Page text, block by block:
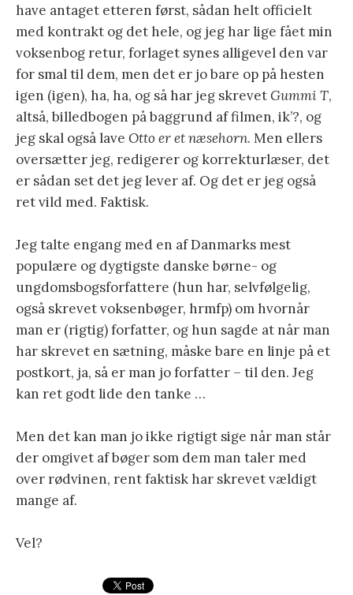
have antaget etteren først, sådan helt officielt
med kontrakt og det hele, og jeg har lige fået min
voksenbog retur, forlaget synes alligevel den var
for smal til dem, men det er jo bare op på hesten
igen (igen), ha, ha, og så har jeg skrevetGummi T,
altså, billedbogen på baggrund af filmen, ik’?, og
jeg skal også lave Otto er et næsehorn. Men ellers
oversætter jeg, redigerer og korrekturlæser, det
er sådan set det jeg lever af. Og det er jeg også
ret vild med. Faktisk.
Jeg talte engang med en af Danmarks mest
populære og dygtigste danske børne- og
ungdomsbogsforfattere (hun har, selvfølgelig,
også skrevet voksenbøger, hrmfp) om hvornår
man er (rigtig) forfatter, og hun sagde at når man
har skrevet en sætning, måske bare en linje på et
postkort, ja, så er man jo forfatter – til den. Jeg
kan ret godt lide den tanke …
Men det kan man jo ikke rigtigt sige når man står
der omgivet af bøger som dem man taler med
over rødvinen, rent faktisk har skrevet vældigt
mange af.
Vel?